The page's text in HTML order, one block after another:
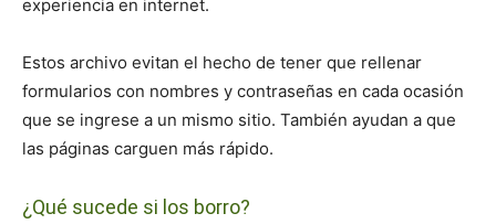
experiencia en internet.
Estos archivo evitan el hecho de tener que rellenar
formularios con nombres y contraseñas en cada ocasión
que se ingrese a un mismo sitio. También ayudan a que
las páginas carguen más rápido.
¿Qué sucede si los borro?